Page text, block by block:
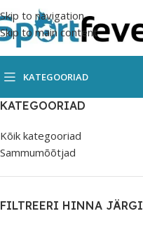
Skip to navigation
Skip to main content
KATEGOORIAD
KATEGOORIAD
Kõik kategooriad
Sammumõõtjad
FILTREERI HINNA JÄRGI